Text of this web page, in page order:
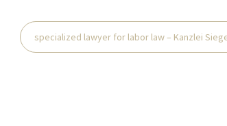
specialized lawyer for labor law – Kanzlei